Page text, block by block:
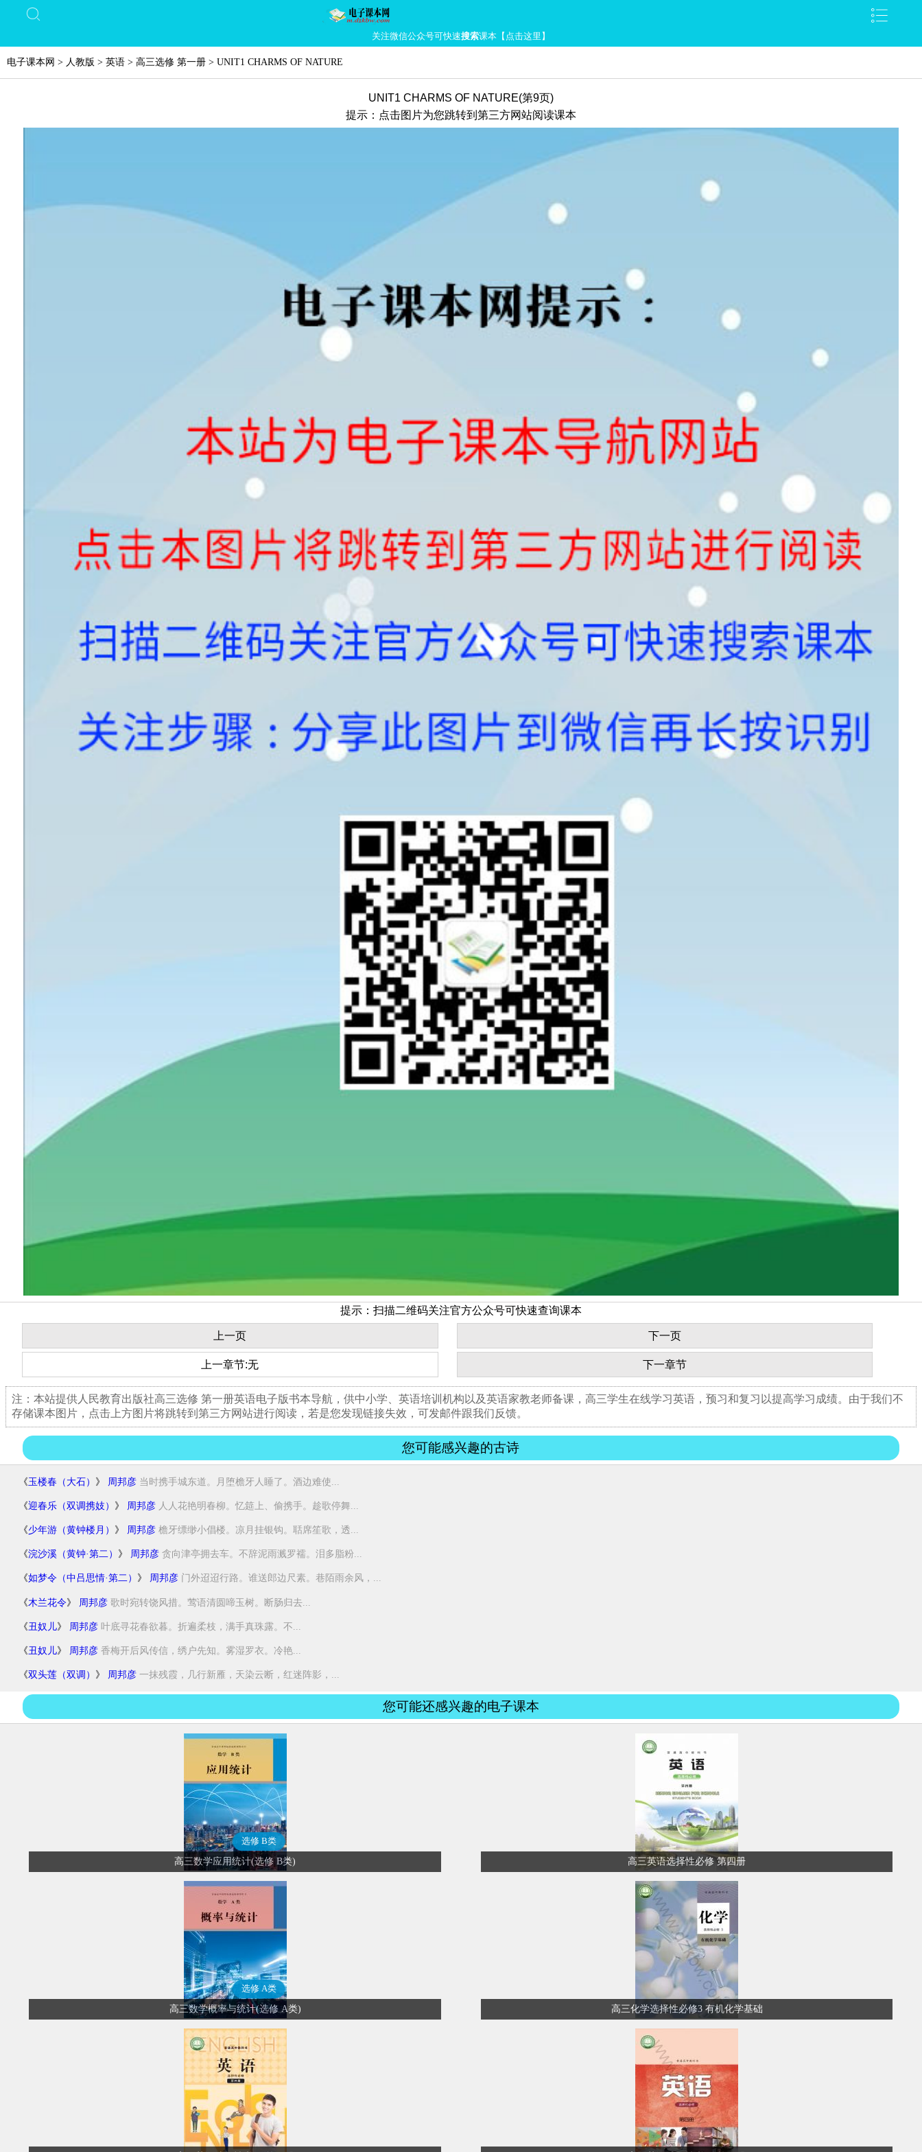
关注微信公众号可快速搜索课本【点击这里】
电子课本网 > 人教版 > 英语 > 高三选修 第一册 > UNIT1 CHARMS OF NATURE
UNIT1 CHARMS OF NATURE(第9页)
提示：点击图片为您跳转到第三方网站阅读课本
提示：扫描二维码关注官方公众号可快速查询课本
上一页 下一页
上一章节:无 下一章节
注：本站提供人民教育出版社高三选修 第一册英语电子版书本导航，供中小学、英语培训机构以及英语家教老师备课，高三学生在线学习英语，预习和复习以提高学习成绩。由于我们不
存储课本图片，点击上方图片将跳转到第三方网站进行阅读，若是您发现链接失效，可发邮件跟我们反馈。
您可能感兴趣的古诗
《玉楼春（大石） 》 周邦彦 当时携手城东道。月堕檐牙人睡了。酒边难使...
《迎春乐（双调携妓） 》 周邦彦 人人花艳明春柳。忆筵上、偷携手。趁歌停舞...
《少年游（黄钟楼月） 》 周邦彦 檐牙缥缈小倡楼。凉月挂银钩。聒席笙歌，透...
《浣沙溪（黄钟·第二） 》 周邦彦 贪向津亭拥去车。不辞泥雨溅罗襦。泪多脂粉...
《如梦令（中吕思情·第二） 》 周邦彦 门外迢迢行路。谁送郎边尺素。巷陌雨余风，...
《木兰花令》 周邦彦 歌时宛转饶风措。莺语清圆啼玉树。断肠归去...
《丑奴儿》 周邦彦 叶底寻花春欲暮。折遍柔枝，满手真珠露。不...
《丑奴儿》 周邦彦 香梅开后风传信，绣户先知。雾湿罗衣。冷艳...
《双头莲（双调） 》 周邦彦 一抹残霞，几行新雁，天染云断，红迷阵影，...
您可能还感兴趣的电子课本
选修 B类
高三数学应用统计(选修 B类)
高三英语选择性必修 第四册
选修 A类
高三数学概率与统计(选修 A类)
高三化学选择性必修3 有机化学基础